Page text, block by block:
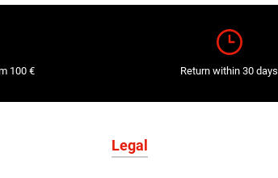
100 € Return within 30 days
Legal